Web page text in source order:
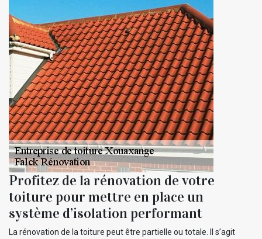
Profitez de la rénovation de votre
toiture pour mettre en place un
système d’isolation performant
La rénovation de la toiture peut être partielle ou totale. Il s’agit